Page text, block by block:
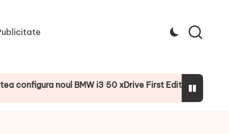
noul BMW i3 50 xDrive First Edition cu numeroase